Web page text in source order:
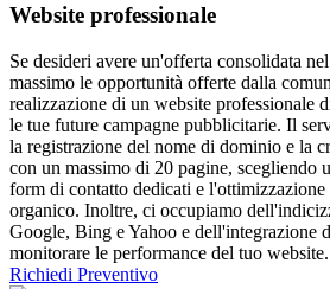
Website professionale
Se desideri avere un'offerta consolidata
massimo le opportunità offerte dalla
realizzazione di un website professionale
le tue future campagne pubblicitarie. Il
la registrazione del nome di dominio e la
con un massimo di 20 pagine, scegliendo
form di contatto dedicati e
organico. Inoltre, ci occupiamo
Google, Bing e Yahoo e dell'integrazione
monitorare le performance del tuo website.
Richiedi Preventivo